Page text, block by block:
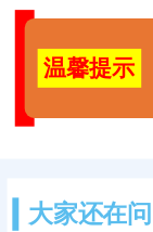
温馨提示
大家还在问